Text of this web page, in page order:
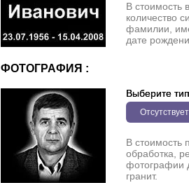
В стоимость
количество
фамилии,
дате
ФОТОГРАФИЯ :
Выберите тип
Отсутствует
В стоимость
обработка,
фотографии
гранит.